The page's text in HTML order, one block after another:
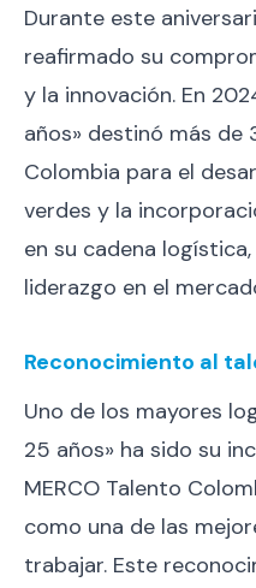
Durante este
reafirmado su
y la innovación. En
años» destinó más de
Colombia para el
verdes y la
en su cadena
liderazgo en el
Reconocimiento al
Uno de los mayores
25 años» ha sido su
MERCO Talento
como una de las
trabajar. Este